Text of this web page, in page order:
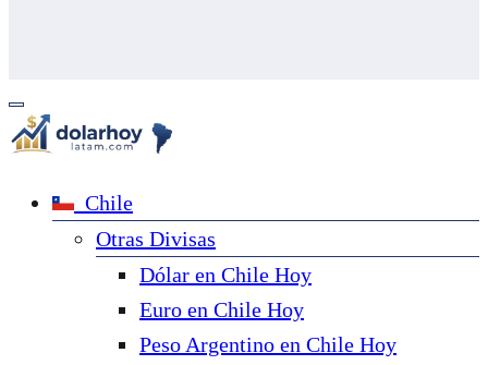
Chile
Otras Divisas
Dólar en Chile Hoy
Euro en Chile Hoy
Peso Argentino en Chile Hoy